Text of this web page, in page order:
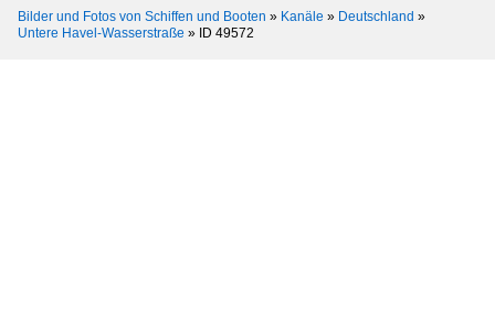
Bilder und Fotos von Schiffen und Booten » Kanäle » Deutschland »
Untere Havel-Wasserstraße » ID 49572